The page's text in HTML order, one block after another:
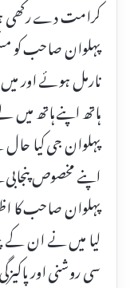
کرامت دے رکھی
پہلوان صاحب کو
نارمل ہوئے اور
ہاتھ اپنے ہاتھ
پہلوان جی کیا
اپنے مخصوص
پہلوان صاحب کا
لیا میں نے ان
سی روشنی اور